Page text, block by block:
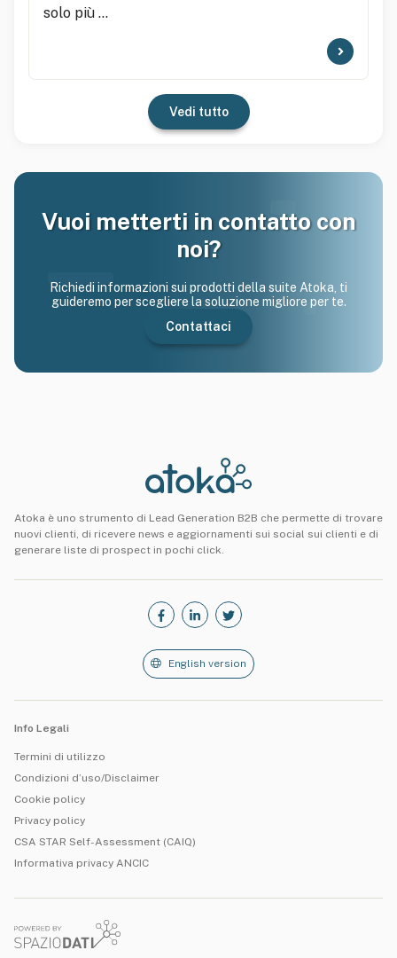
solo più ...
Vedi tutto
Vuoi metterti in contatto con
noi?
Richiedi informazioni sui prodotti della suite Atoka, ti
guideremo per scegliere la soluzione migliore per te.
Contattaci
Atoka è uno strumento di Lead Generation B2B che permette di trovare
nuovi clienti, di ricevere news e aggiornamenti sui social sui clienti e di
generare liste di prospect in pochi click.
English version
Info Legali
Termini di utilizzo
Condizioni d’uso/Disclaimer
Cookie policy
Privacy policy
CSA STAR Self-Assessment (CAIQ)
Informativa privacy ANCIC